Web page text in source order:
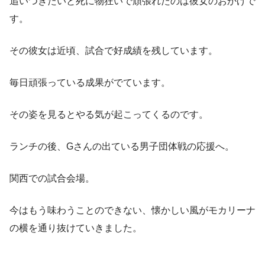
す。
その彼女は近頃、試合で好成績を残しています。
毎日頑張っている成果がでています。
その姿を見るとやる気が起こってくるのです。
ランチの後、Gさんの出ている男子団体戦の応援へ。
関西での試合会場。
今はもう味わうことのできない、懐かしい風がモカリーナ
の横を通り抜けていきました。